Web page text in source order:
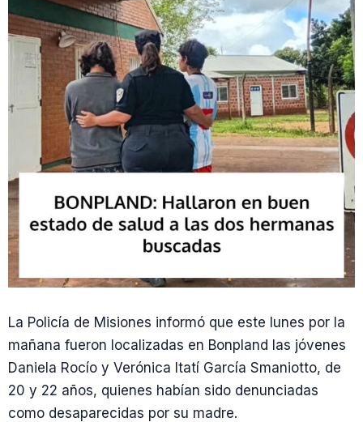
La Policía de Misiones informó que este lunes por la
mañana fueron localizadas en Bonpland las jóvenes
Daniela Rocío y Verónica Itatí García Smaniotto, de
20 y 22 años, quienes habían sido denunciadas
como desaparecidas por su madre.